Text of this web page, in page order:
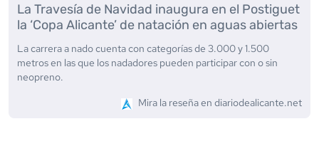
La Travesía de Navidad inaugura en el Postiguet
la ‘Copa Alicante’ de natación en aguas abiertas
La carrera a nado cuenta con categorías de 3.000 y 1.500
metros en las que los nadadores pueden participar con o sin
neopreno.
Mira la reseña en diariodealicante.net